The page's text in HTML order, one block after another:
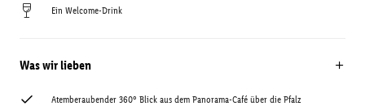
Ein Welcome-Drink
Was wir lieben
Atemberaubender 360° Blick aus dem Panorama-Café über die Pfalz